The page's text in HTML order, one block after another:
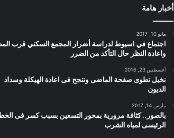
أخبار هامة
مايو 10, 2017
اجتماع في اسيوط لدراسة أضرار المجمع السكني قرب
واعادة النظر حال التأكد من الضرر
أغسطس 23, 2016
نخيل تطوى صفحة الماضى وتنجح فى اعادة الهيكلة وسداد
الديون
مارس 14, 2017
بالصور.. كثافة مرورية بمحور التسعين بسبب كسر فى
الرئيسى لمياه الشرب